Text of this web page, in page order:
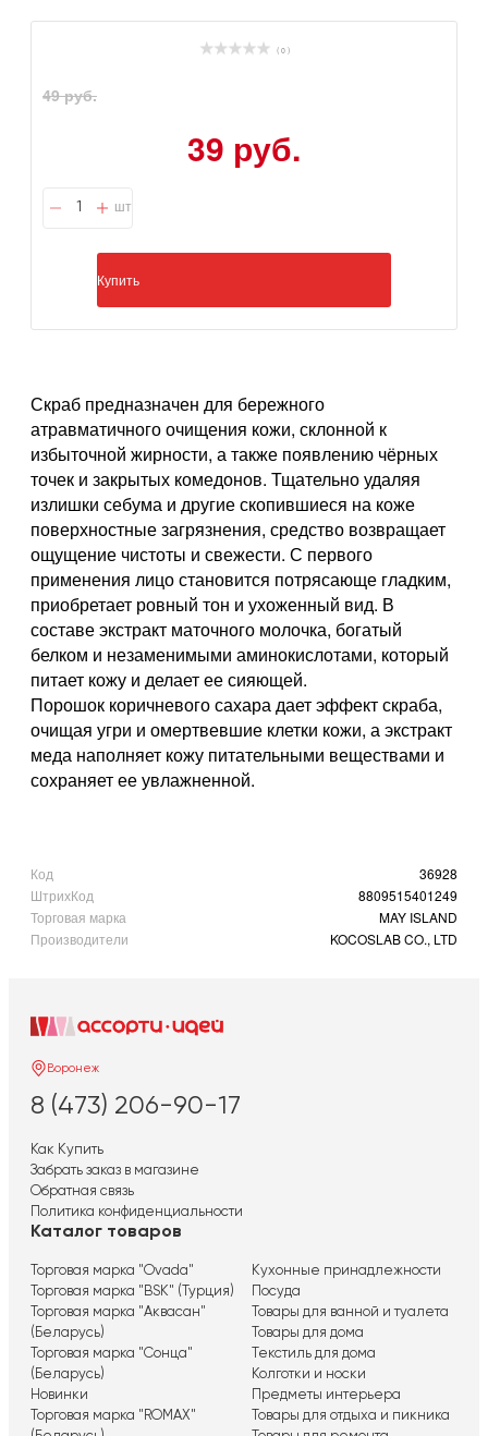
( 0 )
49 руб.
39 руб.
шт
Купить
Скраб предназначен для бережного
атравматичного очищения кожи, склонной к
избыточной жирности, а также появлению чёрных
точек и закрытых комедонов. Тщательно удаляя
излишки себума и другие скопившиеся на коже
поверхностные загрязнения, средство возвращает
ощущение чистоты и свежести. С первого
применения лицо становится потрясающе гладким,
приобретает ровный тон и ухоженный вид. В
составе экстракт маточного молочка, богатый
белком и незаменимыми аминокислотами, который
питает кожу и делает ее сияющей.
Порошок коричневого сахара дает эффект скраба,
очищая угри и омертвевшие клетки кожи, а экстракт
меда наполняет кожу питательными веществами и
сохраняет ее увлажненной.
Код
36928
ШтрихКод
8809515401249
Торговая марка
MAY ISLAND
Производители
KOCOSLAB CO., LTD
Воронеж
8 (473) 206-90-17
Как Купить
Забрать заказ в магазине
Обратная связь
Политика конфиденциальности
Каталог товаров
Торговая марка "Ovada"
Торговая марка "BSK" (Турция)
Торговая марка "Аквасан"
(Беларусь)
Торговая марка "Сонца"
(Беларусь)
Новинки
Торговая марка "ROMAX"
Кухонные принадлежности
Посуда
Товары для ванной и туалета
Товары для дома
Текстиль для дома
Колготки и носки
Предметы интерьера
Товары для отдыха и пикника